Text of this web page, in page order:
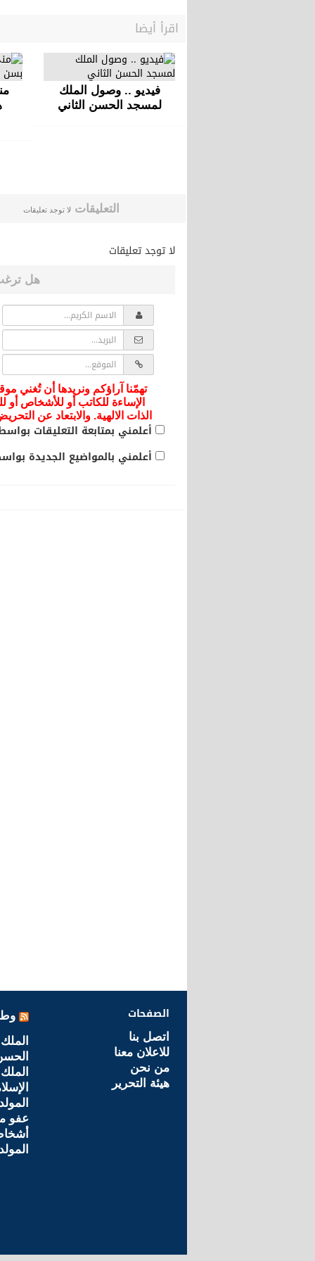
اقرأ أيضا
فيديو .. وصول الملك
لمسجد الحسن الثاني
التعليقات لا توجد تعليقات
لا توجد تعليقات
هل
تهمّنا آراؤكم ونريدها أن تُغني
الإساءة للكاتب أو للأشخاص أو
الذات الالهية. والابتعاد عن
أعلمني بمتابعة التعليقات
أعلمني بالمواضيع الجديدة
الصفحات
اتصل بنا
للاعلان معنا
من نحن
هيئة التحرير